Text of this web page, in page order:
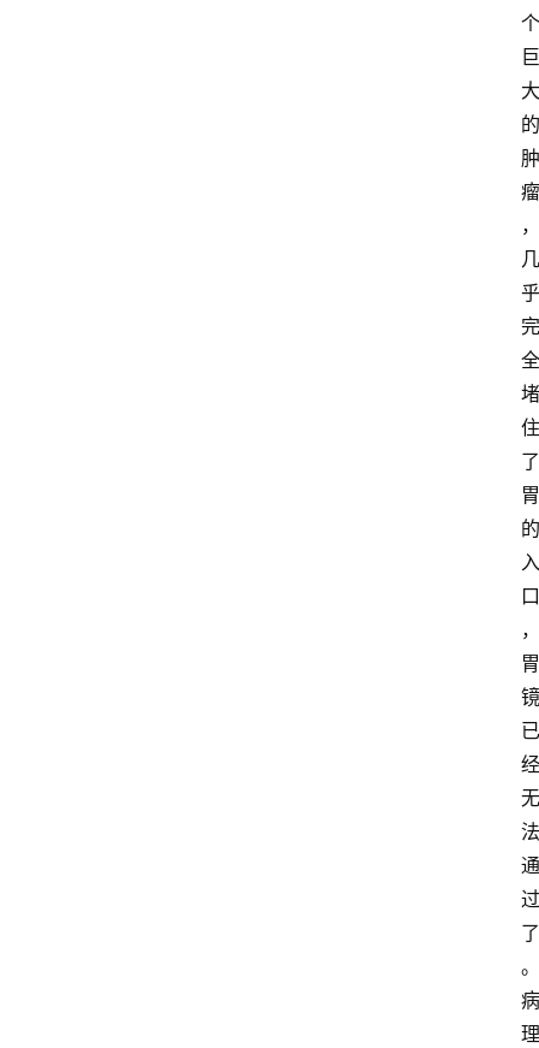
个
巨
大
的
肿
瘤
，
几
乎
完
全
堵
住
了
胃
的
入
口
，
胃
镜
已
经
无
法
通
过
了
。
病
理